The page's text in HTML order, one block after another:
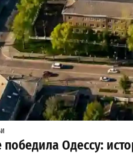
победила Одессу: